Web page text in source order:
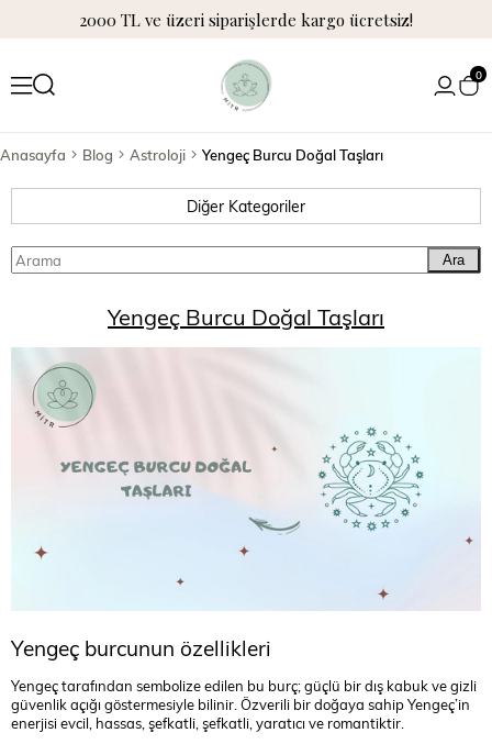
2000 TL ve üzeri siparişlerde kargo ücretsiz!
0
Anasayfa Blog Astroloji Yengeç Burcu Doğal Taşları
Diğer Kategoriler
Ara
Yengeç Burcu Doğal Taşları
Yengeç burcunun özellikleri
Yengeç tarafından sembolize edilen bu burç; güçlü bir dış kabuk ve gizli
güvenlik açığı göstermesiyle bilinir. Özverili bir doğaya sahip Yengeç’in
enerjisi evcil, hassas, şefkatli, şefkatli, yaratıcı ve romantiktir.